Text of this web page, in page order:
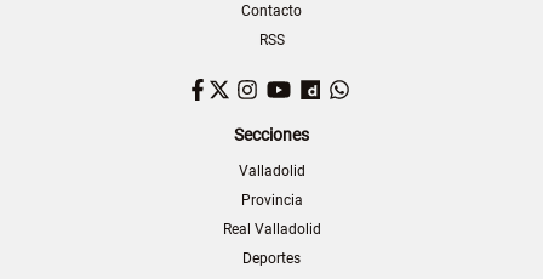
Contacto
RSS
Facebook
TwitterInstagram
YouTubeDailymotion
Secciones
Valladolid
Provincia
Real Valladolid
Deportes